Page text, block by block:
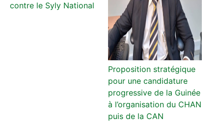
contre le Syly National
Proposition stratégique
pour une candidature
progressive de la Guinée
à l’organisation du CHAN
puis de la CAN